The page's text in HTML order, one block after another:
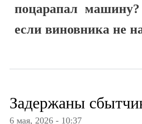
поцарапал
если виновника не
Задержаны
6 мая, 2026 - 10:37